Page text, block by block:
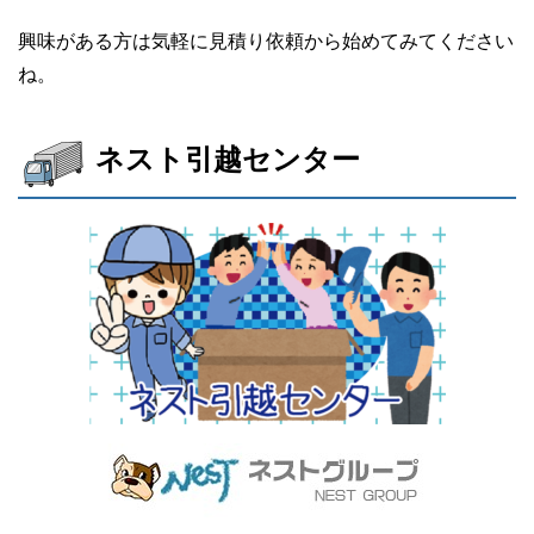
興味がある方は気軽に見積り依頼から始めてみてください
ね。
ネスト引越センター